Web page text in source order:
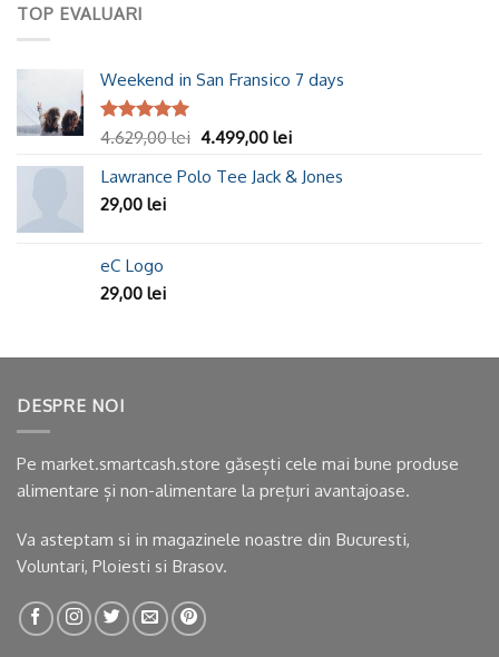
TOP EVALUARI
Weekend in San Fransico 7 days
Evaluat la
4.629,00lei 4.499,00 lei
Lawrance Polo Tee Jack & Jones
29,00 lei
eC Logo
29,00 lei
DESPRE NOI
Pe market.smartcash.store găsești cele mai bune produse
alimentare și non-alimentare la prețuri avantajoase.
Va asteptam si in magazinele noastre din Bucuresti,
Voluntari, Ploiesti si Brasov.